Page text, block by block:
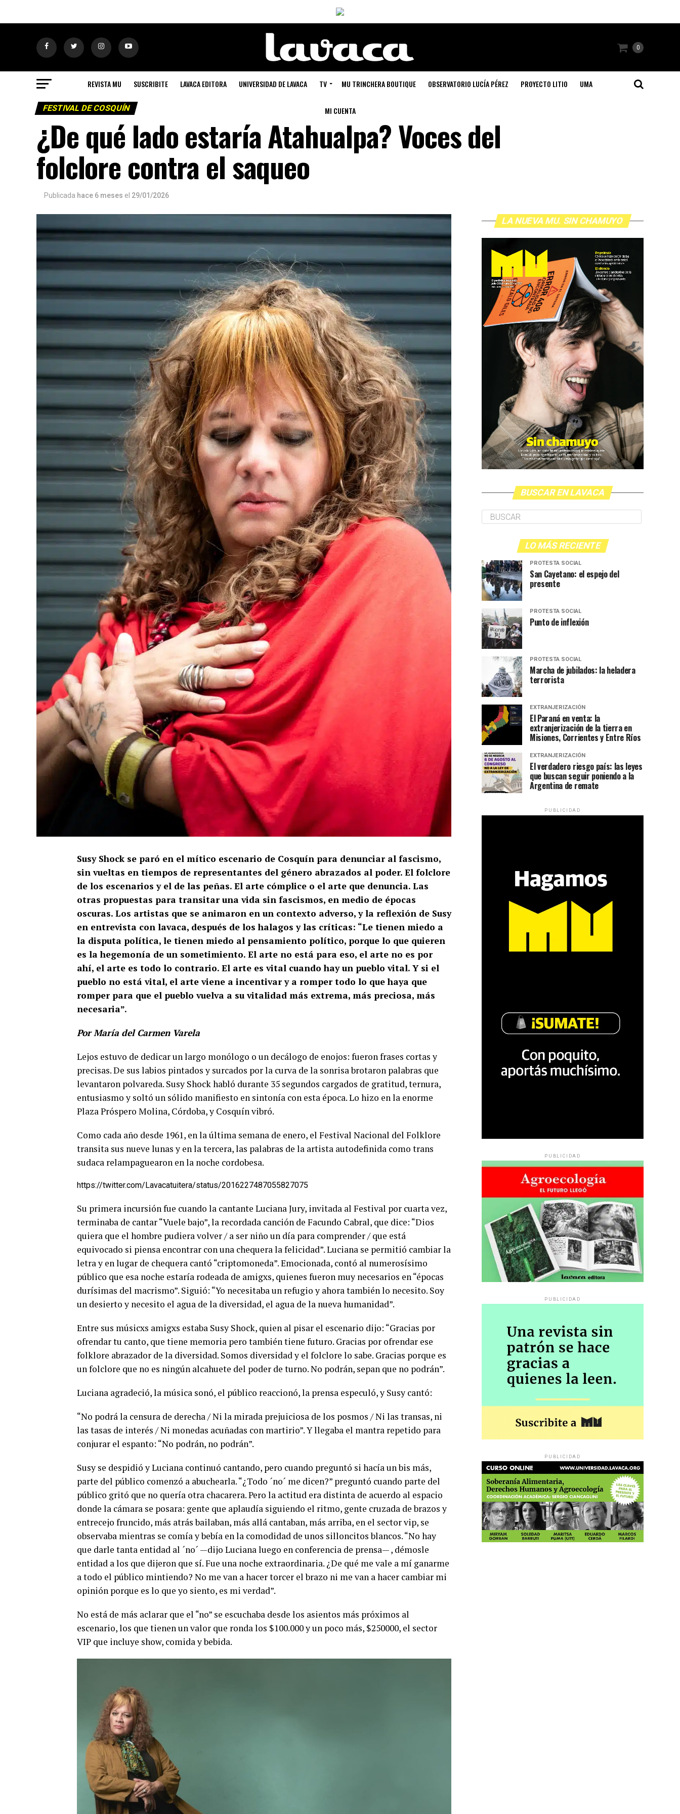
0
REVISTA MU SUSCRIBITE LAVACA EDITORA UNIVERSIDAD DE LAVACA TV MU TRINCHERA BOUTIQUE OBSERVATORIO LUCÍA PÉREZ PROYECTO LITIO UMA
MI CUENTA
FESTIVAL DE COSQUÍN
¿De qué lado estaría Atahualpa? Voces del
folclore contra el saqueo
Publicada hace 6 meses el 29/01/2026
Susy Shock se paró en el mítico escenario de Cosquín para denunciar al fascismo,
sin vueltas en tiempos de representantes del género abrazados al poder. El folclore
de los escenarios y el de las peñas. El arte cómplice o el arte que denuncia. Las
otras propuestas para transitar una vida sin fascismos, en medio de épocas
oscuras. Los artistas que se animaron en un contexto adverso, y la reflexión de Susy
en entrevista con lavaca, después de los halagos y las críticas: “Le tienen miedo a
la disputa política, le tienen miedo al pensamiento político, porque lo que quieren
es la hegemonía de un sometimiento. El arte no está para eso, el arte no es por
ahí, el arte es todo lo contrario. El arte es vital cuando hay un pueblo vital. Y si el
pueblo no está vital, el arte viene a incentivar y a romper todo lo que haya que
romper para que el pueblo vuelva a su vitalidad más extrema, más preciosa, más
necesaria”.
Por María del Carmen Varela
Lejos estuvo de dedicar un largo monólogo o un decálogo de enojos: fueron frases cortas y
precisas. De sus labios pintados y surcados por la curva de la sonrisa brotaron palabras que
levantaron polvareda. Susy Shock habló durante 35 segundos cargados de gratitud, ternura,
entusiasmo y soltó un sólido manifiesto en sintonía con esta época. Lo hizo en la enorme
Plaza Próspero Molina, Córdoba, y Cosquín vibró.
Como cada año desde 1961, en la última semana de enero, el Festival Nacional del Folklore
transita sus nueve lunas y en la tercera, las palabras de la artista autodefinida como trans
sudaca relampaguearon en la noche cordobesa.
https://twitter.com/Lavacatuitera/status/2016227487055827075
Su primera incursión fue cuando la cantante Luciana Jury, invitada al Festival por cuarta vez,
terminaba de cantar “Vuele bajo”, la recordada canción de Facundo Cabral, que dice: “Dios
quiera que el hombre pudiera volver / a ser niño un día para comprender / que está
equivocado si piensa encontrar con una chequera la felicidad”. Luciana se permitió cambiar la
letra y en lugar de chequera cantó “criptomoneda”. Emocionada, contó al numerosísimo
público que esa noche estaría rodeada de amigxs, quienes fueron muy necesarios en “épocas
durísimas del macrismo”. Siguió: “Yo necesitaba un refugio y ahora también lo necesito. Soy
un desierto y necesito el agua de la diversidad, el agua de la nueva humanidad”.
Entre sus músicxs amigxs estaba Susy Shock, quien al pisar el escenario dijo: “Gracias por
ofrendar tu canto, que tiene memoria pero también tiene futuro. Gracias por ofrendar ese
folklore abrazador de la diversidad. Somos diversidad y el folclore lo sabe. Gracias porque es
un folclore que no es ningún alcahuete del poder de turno. No podrán, sepan que no podrán”.
Luciana agradeció, la música sonó, el público reaccionó, la prensa especuló, y Susy cantó:
“No podrá la censura de derecha / Ni la mirada prejuiciosa de los posmos / Ni las transas, ni
las tasas de interés / Ni monedas acuñadas con martirio”. Y llegaba el mantra repetido para
conjurar el espanto: “No podrán, no podrán”.
Susy se despidió y Luciana continuó cantando, pero cuando preguntó si hacía un bis más,
parte del público comenzó a abuchearla. “¿Todo ´no´ me dicen?” preguntó cuando parte del
público gritó que no quería otra chacarera. Pero la actitud era distinta de acuerdo al espacio
donde la cámara se posara: gente que aplaudía siguiendo el ritmo, gente cruzada de brazos y
entrecejo fruncido, más atrás bailaban, más allá cantaban, más arriba, en el sector vip, se
observaba mientras se comía y bebía en la comodidad de unos silloncitos blancos. “No hay
que darle tanta entidad al ´no´ —dijo Luciana luego en conferencia de prensa— , démosle
entidad a los que dijeron que sí. Fue una noche extraordinaria. ¿De qué me vale a mí ganarme
a todo el público mintiendo? No me van a hacer torcer el brazo ni me van a hacer cambiar mi
opinión porque es lo que yo siento, es mi verdad”.
No está de más aclarar que el “no” se escuchaba desde los asientos más próximos al
escenario, los que tienen un valor que ronda los $100.000 y un poco más, $250000, el sector
VIP que incluye show, comida y bebida.
LA NUEVA MU. SIN CHAMUYO
BUSCAR EN LAVACA
LO MÁS RECIENTE
PROTESTA SOCIAL
San Cayetano: el espejo del
presente
PROTESTA SOCIAL
Punto de inflexión
PROTESTA SOCIAL
Marcha de jubilados: la heladera
terrorista
EXTRANJERIZACIÓN
El Paraná en venta: la
extranjerización de la tierra en
Misiones, Corrientes y Entre Ríos
EXTRANJERIZACIÓN
El verdadero riesgo país: las leyes
que buscan seguir poniendo a la
Argentina de remate
PUBLICIDAD
PUBLICIDAD
PUBLICIDAD
PUBLICIDAD